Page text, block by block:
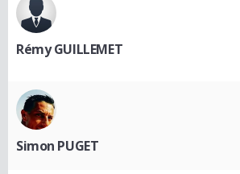
Rémy GUILLEMET
Simon PUGET